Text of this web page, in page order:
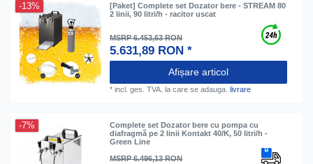
-13%
[Paket] Complete set Dozator bere - STREAM 80
2 linii, 90 litri/h - racitor uscat
MSRP 6.453,63 RON
5.631,89 RON *
Afișare articol
*incl. ges. TVA. la care se adauga.livrare
-7%
Complete set Dozator bere cu pompa cu
diafragmă pe 2 linii Kontakt 40/K, 50 litri/h -
Green Line
MSRP 6.496,13 RON